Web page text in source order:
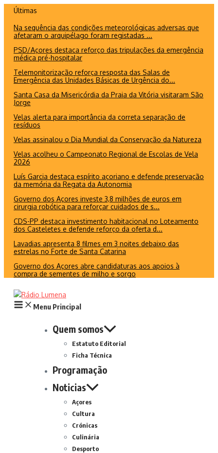
conteúdo
Últimas
Na sequência das condições meteorológicas adversas que
afetaram o arquipélago foram registadas ...
PSD/Açores destaca reforço das tripulações da emergência
médica pré-hospitalar
Telemonitorização reforça resposta das Salas de
Emergência das Unidades Básicas de Urgência do...
Santa Casa da Misericórdia da Praia da Vitória visitaram São
Jorge
Velas alerta para importância da correta separação de
resíduos
Velas assinalou o Dia Mundial da Conservação da Natureza
Velas acolheu o Campeonato Regional de Escolas de Vela
2026
Luís Garcia destaca espírito açoriano e defende preservação
da memória da Regata da Autonomia
Governo dos Açores investe 3,8 milhões de euros em
cirurgia robótica para reforçar cuidados de s...
CDS-PP destaca investimento habitacional no Loteamento
dos Casteletes e defende reforço da oferta d...
Lavadias apresenta 8 filmes em 3 noites debaixo das
estrelas no Forte de Santa Catarina
Governo dos Açores abre candidaturas aos apoios à
compra de sementes de milho e sorgo
Menu Principal
Quem somos
Estatuto Editorial
Ficha Técnica
Programação
Noticias
Açores
Cultura
Crónicas
Culinária
Desporto